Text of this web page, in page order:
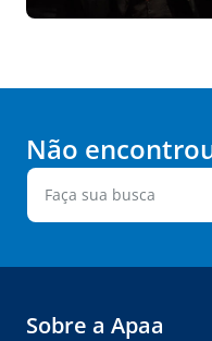
Não
Sobre a Apaa